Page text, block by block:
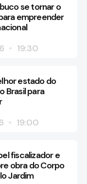
se tornar o
empreender
19:30
estado do
Brasil para
19:00
fiscalizador e
obra do Corpo
Jardim